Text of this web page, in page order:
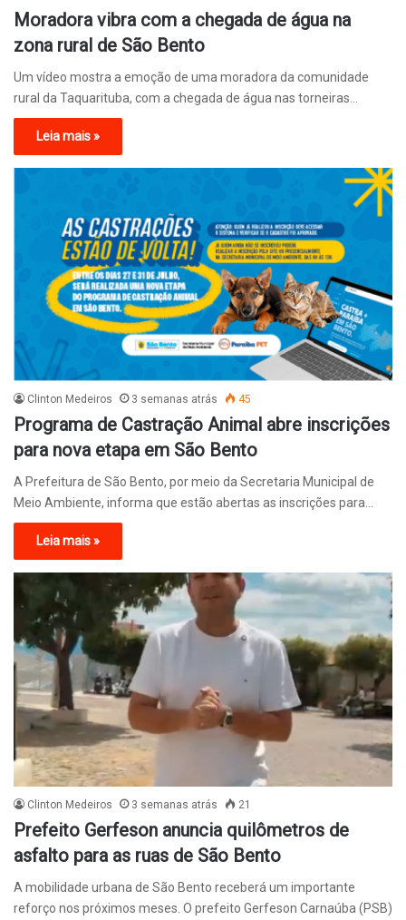
Moradora vibra com a chegada de água na
zona rural de São Bento
Um vídeo mostra a emoção de uma moradora da comunidade
rural da Taquarituba, com a chegada de água nas torneiras…
Leia mais »
Clinton Medeiros 3 semanas atrás 45
Programa de Castração Animal abre inscrições
para nova etapa em São Bento
A Prefeitura de São Bento, por meio da Secretaria Municipal de
Meio Ambiente, informa que estão abertas as inscrições para…
Leia mais »
Clinton Medeiros 3 semanas atrás 21
Prefeito Gerfeson anuncia quilômetros de
asfalto para as ruas de São Bento
A mobilidade urbana de São Bento receberá um importante
reforço nos próximos meses. O prefeito Gerfeson Carnaúba (PSB)